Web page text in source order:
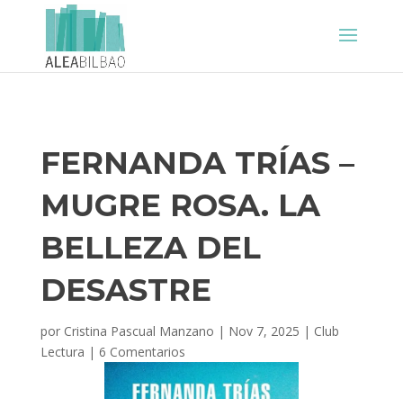
FERNANDA TRÍAS –
MUGRE ROSA. LA
BELLEZA DEL
DESASTRE
por Cristina Pascual Manzano | Nov 7, 2025 | Club
Lectura | 6 Comentarios